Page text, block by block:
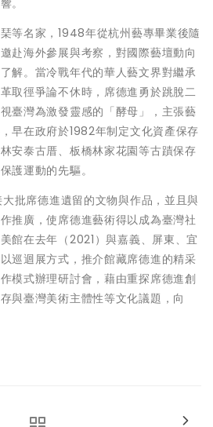
。
等名家，1948年從杭州藝專畢業後隨
赴海外參展與考察，對國際藝壇動向
解。當冷戰年代的華人藝文界對繼承
取徑爭論不休時，席德進勇於跳脫二
臺灣為激發靈感的「酵母」，主張藝
早在政府於1982年制定文化資產保存
安泰古厝、板橋林家花園等古蹟保存
護運動的先驅。
批席德進遺留的文物與作品，並且與
推廣，使席德進藝術得以成為臺灣社
館在去年（2021）與嘉義、屏東、宜
巡迴展方式，推介館藏席德進的精采
模式辦理研討會，藉由重探席德進創
與臺灣美術主體性等文化議題，向